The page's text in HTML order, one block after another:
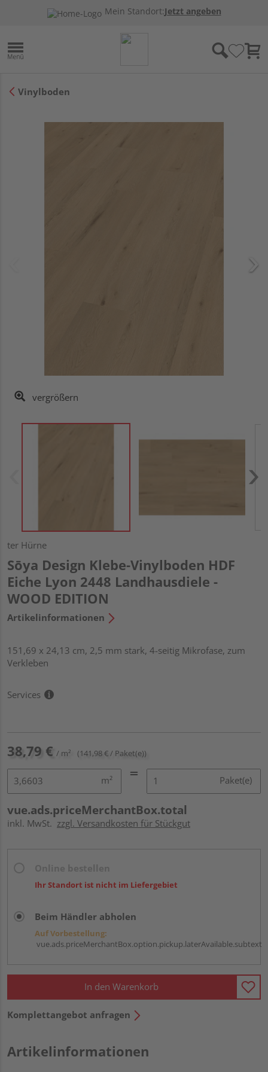
Mein Standort:Jetzt angeben
Vinylboden
vergrößern
ter Hürne
Sōya Design Klebe-Vinylboden HDF
Eiche Lyon 2448 Landhausdiele -
WOOD EDITION
Artikelinformationen
151,69 x 24,13 cm, 2,5 mm stark, 4-seitig Mikrofase, zum
Verkleben
Services
38,79 € / m² (141,98 € / Paket(e))
m² Paket(e)
vue.ads.priceMerchantBox.total
inkl. MwSt. zzgl. Versandkosten für Stückgut
Ihr Standort ist nicht im Liefergebiet
Beim Händler abholen
Auf Vorbestellung:
vue.ads.priceMerchantBox.option.pickup.laterAvailable.subtext
In den Warenkorb
Komplettangebot anfragen
Artikelinformationen